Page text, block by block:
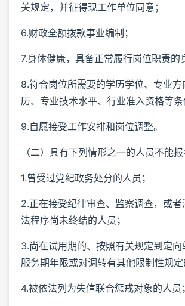
关规定，并征得现工作单位同意；
6.财政全额拨款事业编制；
7.身体健康，具备正常履行岗位职责的
8.符合岗位所需要的学历学位、专业
历、专业技术水平、行业准入资格等条
9.自愿接受工作安排和岗位调整。
（二）具有下列情形之一的人员不能报
1.曾受过党纪政务处分的人员；
2.正在接受纪律审查、监察调查，或者
法程序尚未终结的人员；
3.尚在试用期的、按照有关规定到定
服务期年限或对调转有其他限制性规定
4.被依法列为失信联合惩戒对象的人员；